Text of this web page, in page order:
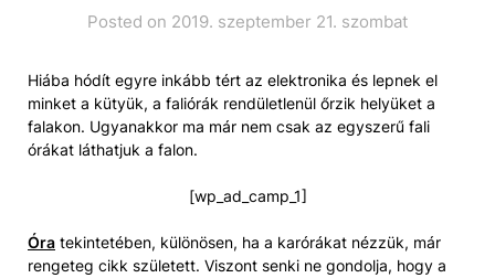
Posted on 2019. szeptember 21. szombat
Hiába hódít egyre inkább tért az elektronika és lepnek el
minket a kütyük, a faliórák rendületlenül őrzik helyüket a
falakon. Ugyanakkor ma már nem csak az egyszerű fali
órákat láthatjuk a falon.
[wp_ad_camp_1]
Óra tekintetében, különösen, ha a karórákat nézzük, már
rengeteg cikk született. Viszont senki ne gondolja, hogy a